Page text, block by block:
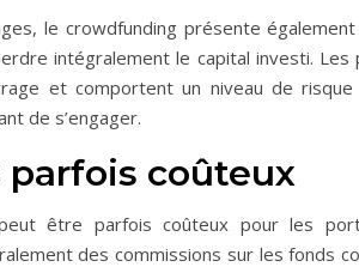
le crowdfunding présente également
intégralement le capital investi.
et comportent un niveau de
de s’engager.
parfois coûteux
être parfois coûteux pour les
des commissions sur les fonds